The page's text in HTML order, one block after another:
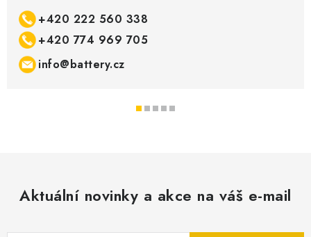
+420 222 560 338
+420 774 969 705
info@battery.cz
Aktuální novinky a akce na váš e-mail